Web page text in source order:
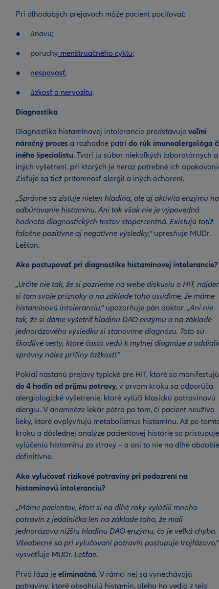
Pri dlhodobých prejavoch môže pacient pociťovať:
● únavu;
● poruchy menštruačného cyklu;
● nespavosť;
● úzkosť a nervozitu.
Diagnostika
Diagnostika histamínovej intolerancie predstavuje veľmi
náročný proces a rozhodne patrí do rúk imunoalergológa
iného špecialistu. Tvorí ju súbor niekoľkých laboratórnych a
iných vyšetrení, pri ktorých je neraz potrebné ich
Zisťuje sa tiež prítomnosť alergií a iných ochorení.
„Správne sa zisťuje nielen hladina, ale aj aktivita enzýmu na
odbúravanie histamínu. Ani tak však nie je výpovedná
hodnota diagnostických testov stopercentná. Existujú totiž
falošne pozitívne aj negatívne výsledky,“upresňuje MUDr.
Lešťan.
Ako postupovať pri diagnostike histamínovej intolerancie?
„Určite nie tak, že si pozrieme na webe diskusiu o HIT,
si tam svoje príznaky a na základe toho usúdime, že máme
histamínovú intoleranciu,“upozorňuje pán doktor. „Ani nie
tak, že si dáme vyšetriť hladinu DAO enzýmu a na základe
jednorázového výsledku si stanovíme diagnózu. Toto sú
škodlivé cesty, ktoré často vedú k mylnej diagnóze a
správny nález príčiny ťažkostí.“
Pokiaľ nastanú prejavy typické pre HIT, ktoré sa manifestujú
do 4 hodín od príjmu potravy, v prvom kroku sa odporúča
alergiologické vyšetrenie, ktoré vylúči klasickú potravinovú
alergiu. V anamnéze lekár pátra po tom, či pacient neužíva
lieky, ktoré ovplyvňujú metabolizmus histamínu. Až po
kroku a dôslednej analýze pacientovej histórie sa
vylúčeniu histamínu zo stravy – a ani to nie na dlhé
definitívne.
Ako vylučovať rizikové potraviny pri podozrení na
histamínovú intoleranciu?
„Máme pacientov, ktorí si na dlhé roky vylúčili mnoho
potravín z jedálnička len na základe toho, že mali
jednorázovo nižšiu hladinu DAO enzýmu, čo je veľká chyba.
Všeobecne sa pri vylučovaní potravín postupuje trojfázovo,“
vysvetľuje MUDr. Lešťan.
Prvá fáza je eliminačná. V rámci nej sa vynechávajú
potraviny, ktoré obsahujú histamín, alebo ho vedia z tela